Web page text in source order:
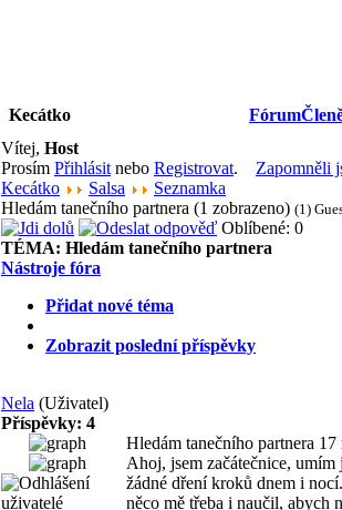
Kecátko Fórum
Vítej, Host
Prosím Přihlásit nebo Registrovat. Zapomněli
Kecátko
Salsa
Seznamka
Hledám tanečního partnera (1 zobrazeno) (1)
Oblíbené: 0
TÉMA: Hledám tanečního partnera
Nástroje fóra
Přidat nové téma
Zobrazit poslední příspěvky
Nela (Uživatel)
Příspěvky: 4
Hledám tanečního partnera 17
Ahoj, jsem začátečnice,
žádné dření kroků dnem i
něco mě třeba i naučil, abych